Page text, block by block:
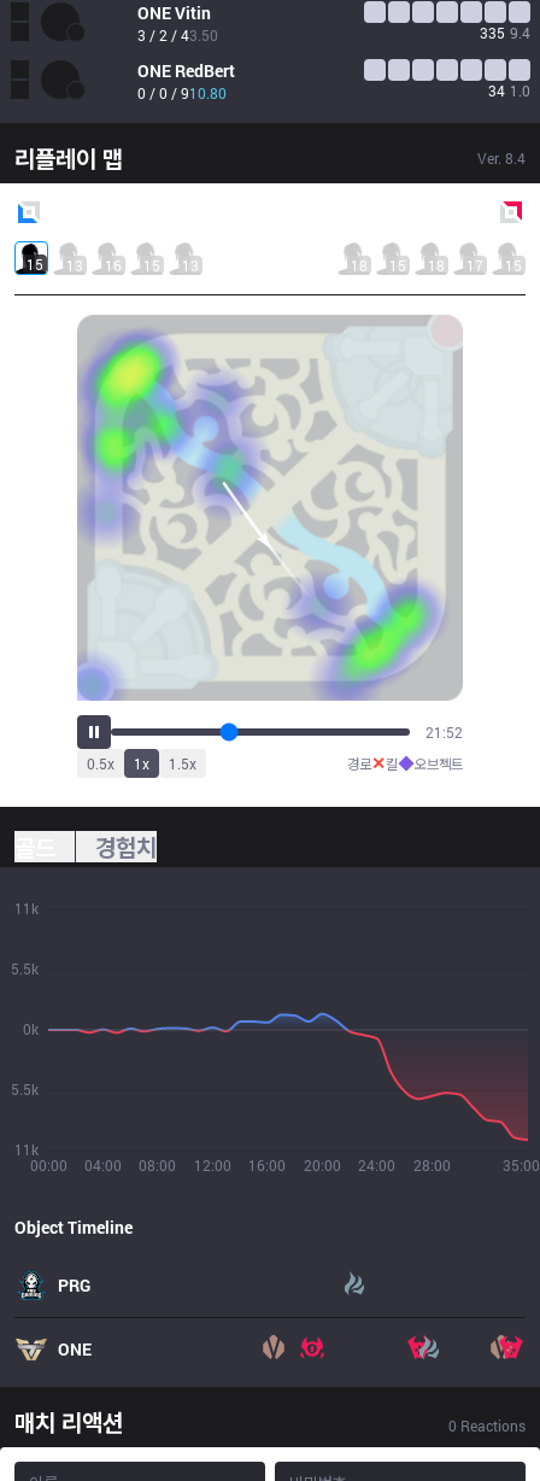
ONEVitin
3 / 2 / 43.50 335 9.4
ONE RedBert
0 / 0 / 910.80 34 1.0
리플레이 맵 Ver. 8.4
15 13 16 15 13 18 15 18 17 15
22:55
0.5x 1x 1.5x 경로✕킬◆오브젝트
경험치
00:00 04:00 08:00 12:00 16:00 20:00 24:00 28:00 35:00
11k
5.5k
0k
5.5k
11k
Object Timeline
PRG
ONE
매치 리액션 0 Reactions